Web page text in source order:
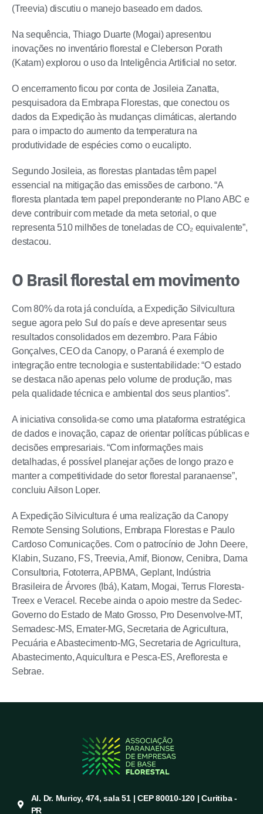
(Treevia) discutiu o manejo baseado em dados.
Na sequência, Thiago Duarte (Mogai) apresentou
inovações no inventário florestal e Cleberson Porath
(Katam) explorou o uso da Inteligência Artificial no setor.
O encerramento ficou por conta de Josileia Zanatta,
pesquisadora da Embrapa Florestas, que conectou os
dados da Expedição às mudanças climáticas, alertando
para o impacto do aumento da temperatura na
produtividade de espécies como o eucalipto.
Segundo Josileia, as florestas plantadas têm papel
essencial na mitigação das emissões de carbono. “A
floresta plantada tem papel preponderante no Plano ABC e
deve contribuir com metade da meta setorial, o que
representa 510 milhões de toneladas de CO₂ equivalente”,
destacou.
O Brasil florestal em movimento
Com 80% da rota já concluída, a Expedição Silvicultura
segue agora pelo Sul do país e deve apresentar seus
resultados consolidados em dezembro. Para Fábio
Gonçalves, CEO da Canopy, o Paraná é exemplo de
integração entre tecnologia e sustentabilidade: “O estado
se destaca não apenas pelo volume de produção, mas
pela qualidade técnica e ambiental dos seus plantios”.
A iniciativa consolida-se como uma plataforma estratégica
de dados e inovação, capaz de orientar políticas públicas e
decisões empresariais. “Com informações mais
detalhadas, é possível planejar ações de longo prazo e
manter a competitividade do setor florestal paranaense”,
concluiu Ailson Loper.
A Expedição Silvicultura é uma realização da Canopy
Remote Sensing Solutions, Embrapa Florestas e Paulo
Cardoso Comunicações. Com o patrocínio de John Deere,
Klabin, Suzano, FS, Treevia, Amif, Bionow, Cenibra, Dama
Consultoria, Fototerra, APBMA, Geplant, Indústria
Brasileira de Árvores (Ibá), Katam, Mogai, Terrus Floresta-
Treex e Veracel. Recebe ainda o apoio mestre da Sedec-
Governo do Estado de Mato Grosso, Pro Desenvolve-MT,
Semadesc-MS, Emater-MG, Secretaria de Agricultura,
Pecuária e Abastecimento-MG, Secretaria de Agricultura,
Abastecimento, Aquicultura e Pesca-ES, Arefloresta e
Sebrae.
Al. Dr. Muricy, 474, sala 51 | CEP 80010-120 | Curitiba -
PR